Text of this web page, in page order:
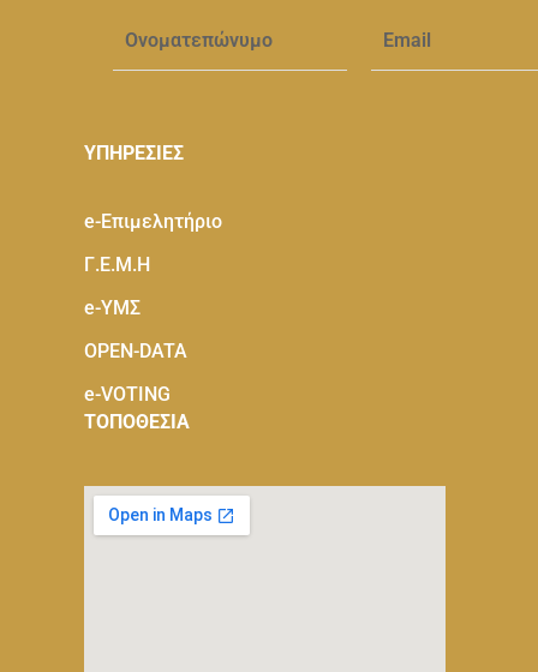
ΥΠΗΡΕΣΙΕΣ
e-Eπιμελητήριο
Γ.Ε.Μ.Η
e-ΥΜΣ
OPEN-DATA
e-VOTING
ΤΟΠΟΘΕΣΙΑ